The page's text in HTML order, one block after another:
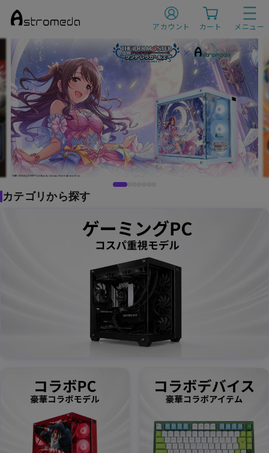
A
s
m
e
d
a
（ア
ス
ト
ロ
メ
ダ）
|
ゲ
ー
ミ
グ
P
アカウント カート メニュー
カテゴリから探す